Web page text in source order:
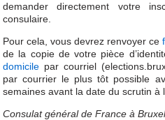
demander directement votre
consulaire.
Pour cela, vous devrez renvoyer ce
de la copie de votre pièce
domicile par courriel
par courrier le plus tôt possible
semaines avant la date du scrutin à
Consulat général de France à